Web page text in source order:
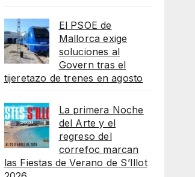
El PSOE de
Mallorca exige
soluciones al
Govern tras el
tijeretazo de trenes en agosto
La primera Noche
del Arte y el
regreso del
correfoc marcan
las Fiestas de Verano de S’Illot